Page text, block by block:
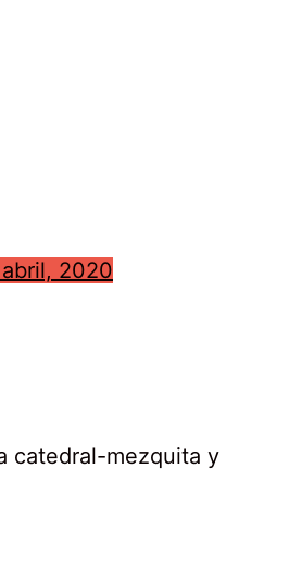
2020
catedral-mezquita y